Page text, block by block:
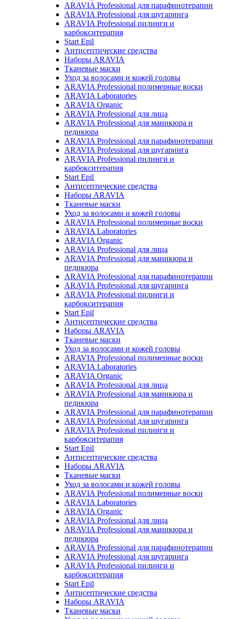
ARAVIA Professional для парафинотерапии
ARAVIA Professional для шугаринга
ARAVIA Professional пилинги и
карбокситерапия
Start Epil
Антисептические средства
Наборы ARAVIA
Тканевые маски
Уход за волосами и кожей головы
ARAVIA Professional полимерные воски
ARAVIA Laboratories
ARAVIA Organic
ARAVIA Professional для лица
ARAVIA Professional для маникюра и
педикюра
ARAVIA Professional для парафинотерапии
ARAVIA Professional для шугаринга
ARAVIA Professional пилинги и
карбокситерапия
Start Epil
Антисептические средства
Наборы ARAVIA
Тканевые маски
Уход за волосами и кожей головы
ARAVIA Professional полимерные воски
ARAVIA Laboratories
ARAVIA Organic
ARAVIA Professional для лица
ARAVIA Professional для маникюра и
педикюра
ARAVIA Professional для парафинотерапии
ARAVIA Professional для шугаринга
ARAVIA Professional пилинги и
карбокситерапия
Start Epil
Антисептические средства
Наборы ARAVIA
Тканевые маски
Уход за волосами и кожей головы
ARAVIA Professional полимерные воски
ARAVIA Laboratories
ARAVIA Organic
ARAVIA Professional для лица
ARAVIA Professional для маникюра и
педикюра
ARAVIA Professional для парафинотерапии
ARAVIA Professional для шугаринга
ARAVIA Professional пилинги и
карбокситерапия
Start Epil
Антисептические средства
Наборы ARAVIA
Тканевые маски
Уход за волосами и кожей головы
ARAVIA Professional полимерные воски
ARAVIA Laboratories
ARAVIA Organic
ARAVIA Professional для лица
ARAVIA Professional для маникюра и
педикюра
ARAVIA Professional для парафинотерапии
ARAVIA Professional для шугаринга
ARAVIA Professional пилинги и
карбокситерапия
Start Epil
Антисептические средства
Наборы ARAVIA
Тканевые маски